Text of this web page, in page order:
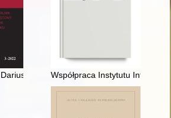
Faszczy na recenzję książki
Współpraca Instytutu